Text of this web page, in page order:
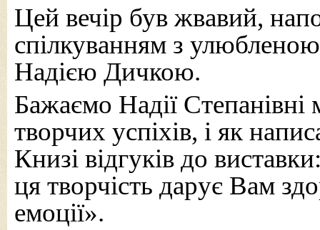
Цей вечір був жвавий,
спілкуванням з
Надією Дичкою.
Бажаємо Надії Степанівні
творчих успіхів, і як
Книзі відгуків до
ця творчість дарує Вам
емоції».